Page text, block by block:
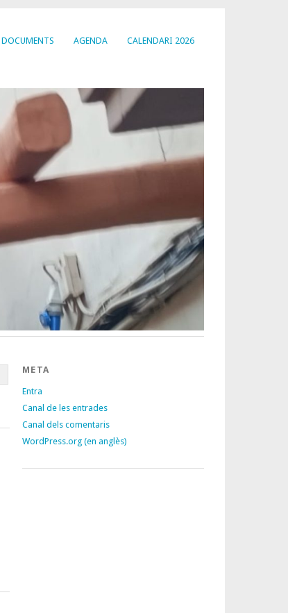
DOCUMENTS AGENDA CALENDARI 2026
META
Entra
Canal de les entrades
Canal dels comentaris
WordPress.org (en anglès)